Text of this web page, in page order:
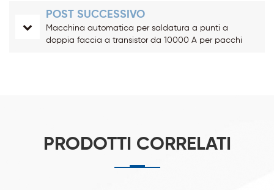
POST SUCCESSIVO
Macchina automatica per saldatura a punti a
doppia faccia a transistor da 10000 A per pacchi
PRODOTTI CORRELATI